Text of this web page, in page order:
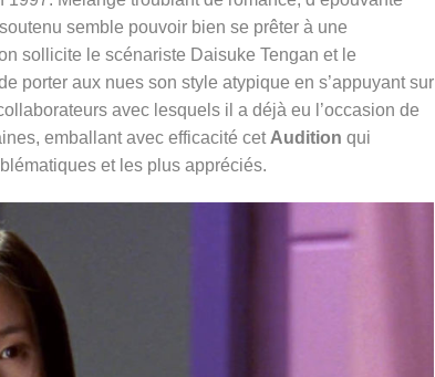
semble pouvoir bien se prêter à une
sollicite le scénariste Daisuke Tengan et le
porter aux nues son style atypique en s’appuyant sur
avec lesquels il a déjà eu l’occasion de
emballant avec efficacité cet Audition qui
et les plus appréciés.